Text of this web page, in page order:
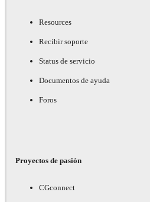
Resources
Recibir soporte
Status de servicio
Documentos de ayuda
Foros
Proyectos de pasión
CGconnect